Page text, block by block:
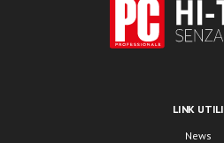
LINK UTILI
News